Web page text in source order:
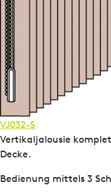
VJ032-S
Vertikaljalousie
Decke.
Bedienung mittels 3